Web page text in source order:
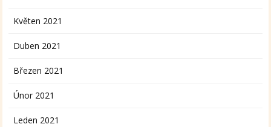
Květen 2021
Duben 2021
Březen 2021
Únor 2021
Leden 2021